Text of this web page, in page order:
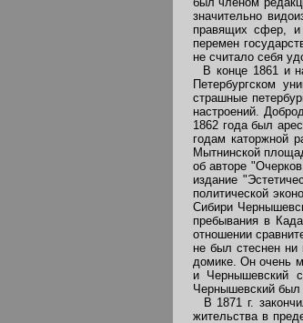
значительно
правящих сфер, и
перемен
не считало себя
В конце 1861 и
Петербургском
страшные
настроений.
1862 года был
годам каторжной
Мытнинской
об авторе
издание
политической
Сибири
пребывания в
отношении
не был стеснен
домике. Он очень
и Чернышевский
Чернышевский был
В 1871 г.
жительства в